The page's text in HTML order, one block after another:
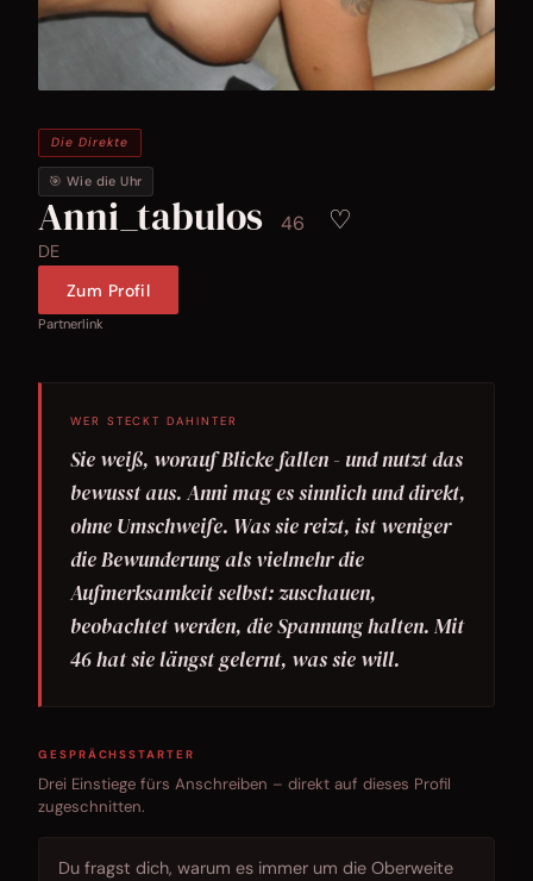
Die Direkte
🎯 Wie die Uhr
Anni_tabulos 46 ♡
DE
Zum Profil
Partnerlink
WER STECKT DAHINTER
Sie weiß, worauf Blicke fallen - und nutzt das
bewusst aus. Anni mag es sinnlich und direkt,
ohne Umschweife. Was sie reizt, ist weniger
die Bewunderung als vielmehr die
Aufmerksamkeit selbst: zuschauen,
beobachtet werden, die Spannung halten. Mit
46 hat sie längst gelernt, was sie will.
GESPRÄCHSSTARTER
Drei Einstiege fürs Anschreiben – direkt auf dieses Profil
zugeschnitten.
Du fragst dich, warum es immer um die Oberweite